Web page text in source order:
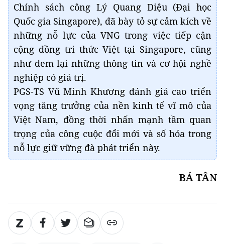
Chính sách công Lý Quang Diệu (Đại học
Quốc gia Singapore), đã bày tỏ sự cảm kích về
những nỗ lực của VNG trong việc tiếp cận
cộng đồng tri thức Việt tại Singapore, cũng
như đem lại những thông tin và cơ hội nghề
nghiệp có giá trị.
PGS-TS Vũ Minh Khương đánh giá cao triển
vọng tăng trưởng của nền kinh tế vĩ mô của
Việt Nam, đồng thời nhấn mạnh tầm quan
trọng của công cuộc đổi mới và số hóa trong
nỗ lực giữ vững đà phát triển này.
BÁ TÂN